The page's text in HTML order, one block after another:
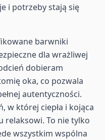
i potrzeby stają się
barwniki
dla wrażliwej
dobieram
oka, co pozwala
autentyczności.
w której ciepła i kojąca
relaksowi. To nie tylko
wszystkim wspólna